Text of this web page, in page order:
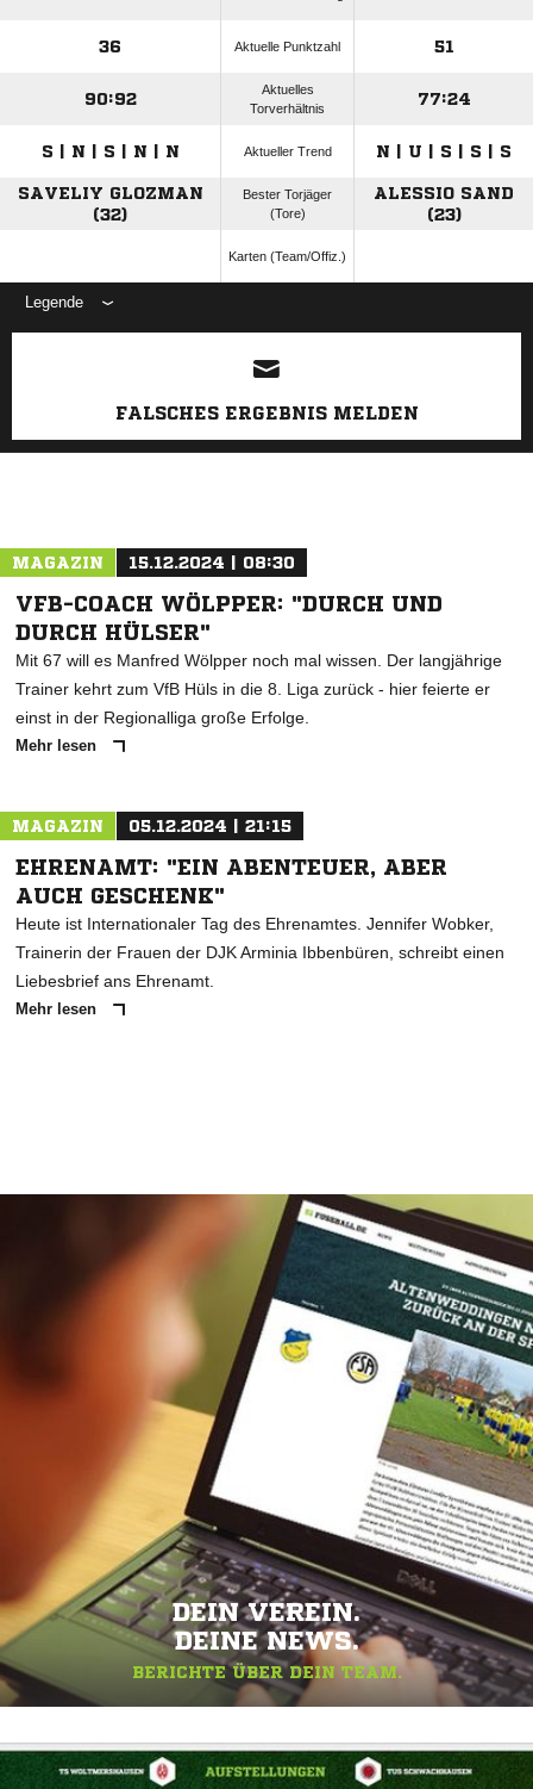
36 Aktuelle Punktzahl 51
90:92
Aktuelles
Torverhältnis
77:24
S | N | S | N | N Aktueller Trend N | U | S | S | S
SAVELIY GLOZMAN
(32)
Bester Torjäger
(Tore)
ALESSIO SAND
(23)
Karten (Team/Offiz.)
Legende
ANZEIGE
FALSCHES ERGEBNIS MELDEN
MAGAZIN 15.12.2024 | 08:30
VFB-COACH WÖLPPER: "DURCH UND
DURCH HÜLSER"
Mit 67 will es Manfred Wölpper noch mal wissen. Der langjährige
Trainer kehrt zum VfB Hüls in die 8. Liga zurück - hier feierte er
einst in der Regionalliga große Erfolge.
Mehr lesen
MAGAZIN 05.12.2024 | 21:15
EHRENAMT: "EIN ABENTEUER, ABER
AUCH GESCHENK"
Heute ist Internationaler Tag des Ehrenamtes. Jennifer Wobker,
Trainerin der Frauen der DJK Arminia Ibbenbüren, schreibt einen
Liebesbrief ans Ehrenamt.
Mehr lesen
DEIN VEREIN.
DEINE NEWS.
BERICHTE ÜBER DEIN TEAM.